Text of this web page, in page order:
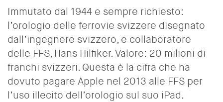
Immutato dal 1944 e sempre richiesto:
l’orologio delle ferrovie svizzere disegnato
dall’ingegnere svizzero, e collaboratore
delle FFS, Hans Hilfiker. Valore: 20 milioni di
franchi svizzeri. Questa è la cifra che ha
dovuto pagare Apple nel 2013 alle FFS per
l’uso illecito dell’orologio sul suo iPad.